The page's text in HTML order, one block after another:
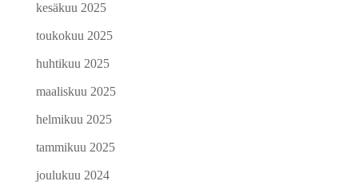
kesäkuu 2025
toukokuu 2025
huhtikuu 2025
maaliskuu 2025
helmikuu 2025
tammikuu 2025
joulukuu 2024